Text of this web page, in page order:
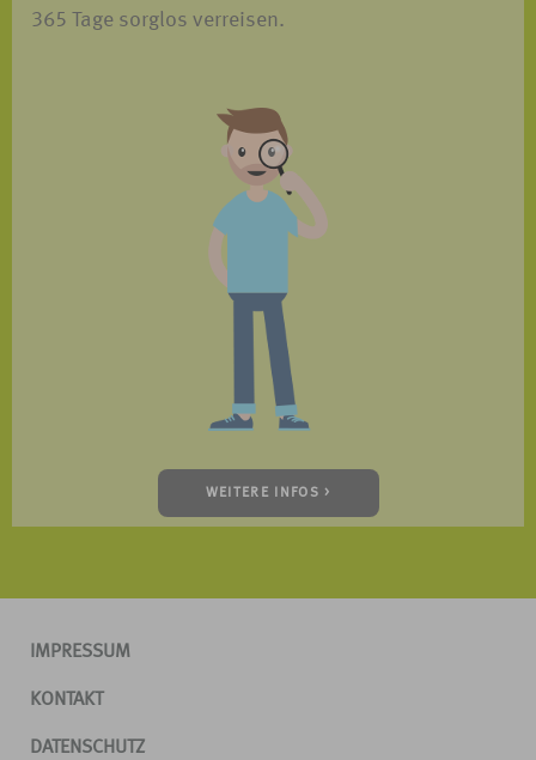
365 Tage sorglos verreisen.
WEITERE INFOS >
IMPRESSUM
KONTAKT
DATENSCHUTZ